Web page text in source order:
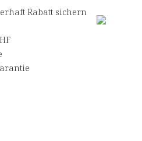
Rabatt sichern